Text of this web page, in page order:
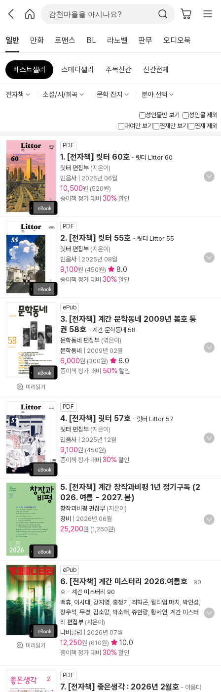
일반 만화 로맨스 BL 라노벨 판무 오디오북
베스트셀러 스테디셀러 주목신간 신간전체
전자책 소설/시/희곡 문학 잡지 분야 선택
성인물만 보기
성인물 제외
대여만 보기
연재만 보기 연재 제외
PDF
1. [전자책] 릿터 60호 - 릿터 Littor 60
릿터 편집부 (지은이)
민음사
2026년 06월
10,500원 (520원)
종이책 정가 대비 30% 할인
PDF
2. [전자책] 릿터 55호 - 릿터 Littor 55
릿터 편집부 (지은이)
민음사
2025년 08월
9,100원 (450원) 8.0
종이책 정가 대비 30% 할인
미리읽기
ePub
3. [전자책] 계간 문학동네 2009년 봄호 통
권 58호 - 계간 문학동네 58
문학동네 편집부 (엮은이)
문학동네
2009년 02월
6,000원 (300원) 6.0
종이책 정가 대비 50% 할인
PDF
4. [전자책] 릿터 57호 - 릿터 Littor 57
릿터 편집부 (지은이)
민음사
2025년 12월
9,100원 (450원)
종이책 정가 대비 30% 할인
5. [전자책] 계간 창작과비평 1년 정기구독 (2
026. 여름 ~ 2027. 봄)
창작과비평 편집부 (지은이)
창비
2026년 06월
25,200원 (1,260원)
미리읽기
ePub
6. [전자책] 계간 미스터리 2026.여름호 - 90
호 - 계간 미스터리 90
백휴 이시대 강지영 홍정기 최혁곤 윌리엄 마치 박인성
장우석 무경 김소망 박소해 쥬한량 황세연 계간 미스터
리 편집부 (지은이)
나비클럽
2026년 07월
12,250원 (610원) 10.0
종이책 정가 대비 30% 할인
PDF
7. [전자책] 좋은생각 : 2026년 2월호 - 아름다